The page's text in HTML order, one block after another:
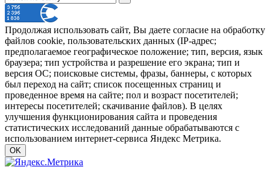
Продолжая использовать сайт, Вы даете согласие на обработку
файлов cookie, пользовательских данных (IP-адрес;
предполагаемое географическое положение; тип, версия, язык
браузера; тип устройства и разрешение его экрана; тип и
версия ОС; поисковые системы, фразы, баннеры, с которых
был переход на сайт; список посещенных страниц и
проведенное время на сайте; пол и возраст посетителей;
интересы посетителей; скачивание файлов). В целях
улучшения функционирования сайта и проведения
статистических исследований данные обрабатываются с
использованием интернет-сервиса Яндекс Метрика.
OK